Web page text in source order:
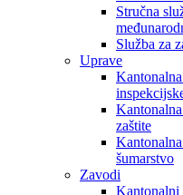
Stručna
Služba za
Uprave
zaštite
šumarstvo
Zavodi
Kantonalni